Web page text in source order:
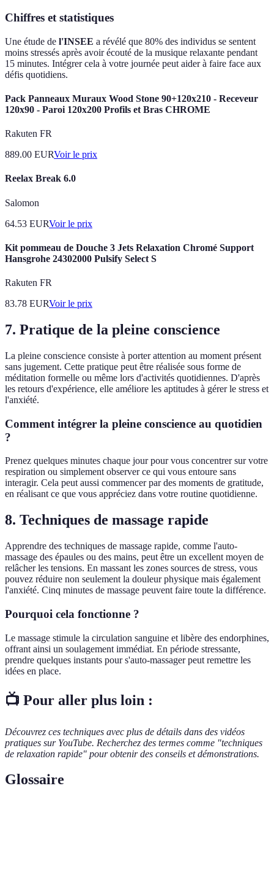
Chiffres et statistiques
Une étude de l'INSEE a révélé que 80% des individus se sentent
moins stressés après avoir écouté de la musique relaxante pendant
15 minutes. Intégrer cela à votre journée peut aider à faire face aux
défis quotidiens.
Pack Panneaux Muraux Wood Stone 90+120x210 - Receveur
120x90 - Paroi 120x200 Profils et Bras CHROME
Rakuten FR
889.00 EURVoir le prix
Reelax Break 6.0
Salomon
64.53 EURVoir le prix
Kit pommeau de Douche 3 Jets Relaxation Chromé Support
Hansgrohe 24302000 Pulsify Select S
Rakuten FR
83.78 EURVoir le prix
7. Pratique de la pleine conscience
La pleine conscience consiste à porter attention au moment présent
sans jugement. Cette pratique peut être réalisée sous forme de
méditation formelle ou même lors d'activités quotidiennes. D'après
les retours d'expérience, elle améliore les aptitudes à gérer le stress et
l'anxiété.
Comment intégrer la pleine conscience au quotidien
?
Prenez quelques minutes chaque jour pour vous concentrer sur votre
respiration ou simplement observer ce qui vous entoure sans
interagir. Cela peut aussi commencer par des moments de gratitude,
en réalisant ce que vous appréciez dans votre routine quotidienne.
8. Techniques de massage rapide
Apprendre des techniques de massage rapide, comme l'auto-
massage des épaules ou des mains, peut être un excellent moyen de
relâcher les tensions. En massant les zones sources de stress, vous
pouvez réduire non seulement la douleur physique mais également
l'anxiété. Cinq minutes de massage peuvent faire toute la différence.
Pourquoi cela fonctionne ?
Le massage stimule la circulation sanguine et libère des endorphines,
offrant ainsi un soulagement immédiat. En période stressante,
prendre quelques instants pour s'auto-massager peut remettre les
idées en place.
📺 Pour aller plus loin :
Découvrez ces techniques avec plus de détails dans des vidéos
pratiques sur YouTube. Recherchez des termes comme "techniques
de relaxation rapide" pour obtenir des conseils et démonstrations.
Glossaire